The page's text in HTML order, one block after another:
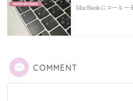
entertainment
MacBookにコーヒー
COMMENT